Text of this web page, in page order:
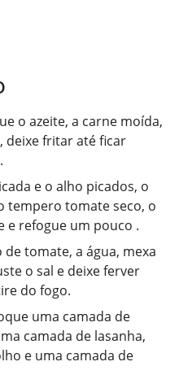
o azeite, a carne moída,
deixe fritar até ficar
e o alho picados, o
tempero tomate seco, o
refogue um pouco .
tomate, a água, mexa
o sal e deixe ferver
do fogo.
uma camada de
camada de lasanha,
e uma camada de